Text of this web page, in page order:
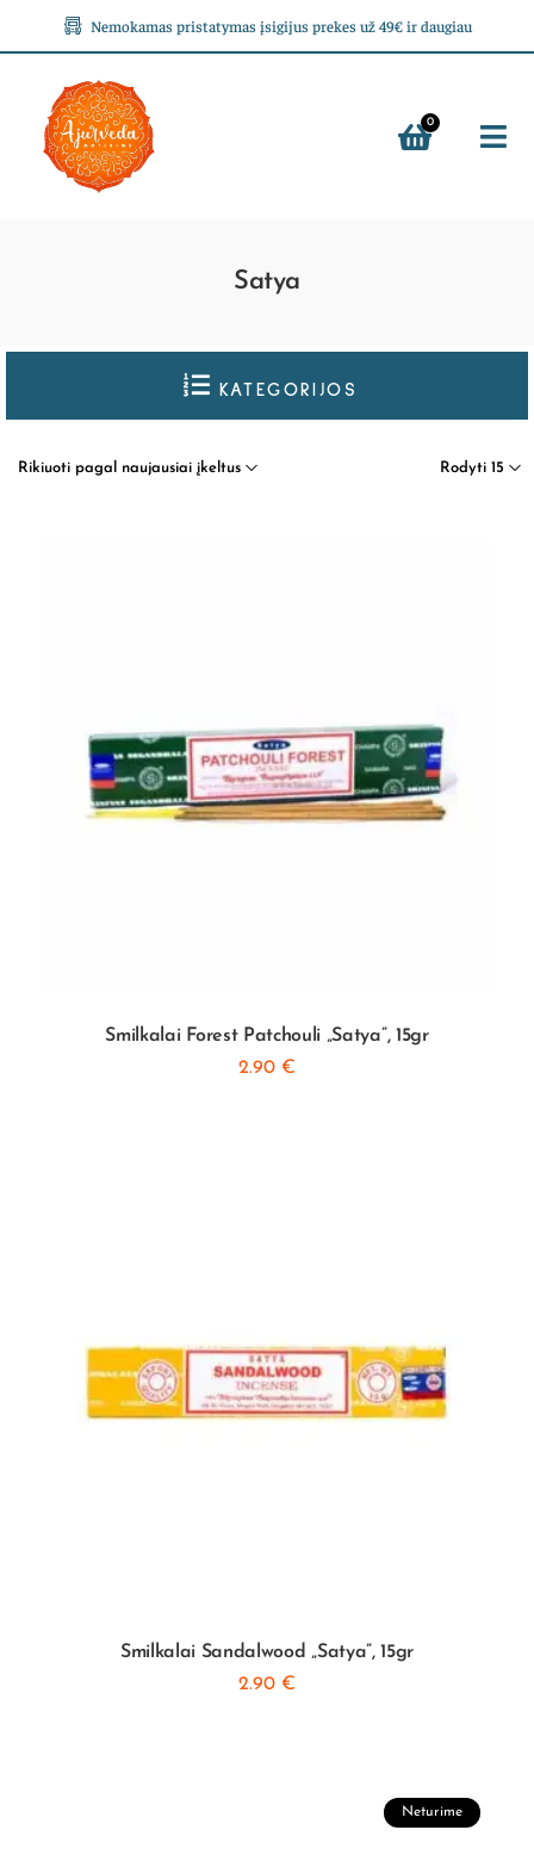
Nemokamas pristatymas įsigijus prekes už 49€ ir daugiau
0
Satya
KATEGORIJOS
Rodyti 15
Rikiuoti pagal naujausiai įkeltus
Smilkalai Forest Patchouli „Satya”, 15gr
2.90 €
Smilkalai Sandalwood „Satya”, 15gr
2.90 €
Neturime